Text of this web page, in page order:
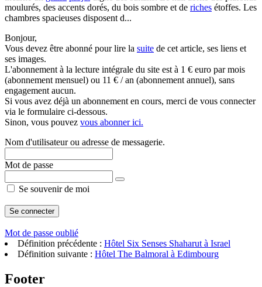
moulurés, des accents dorés, du bois sombre et de riches étoffes. Les
chambres spacieuses disposent d...
Bonjour,
Vous devez être abonné pour lire la suite de cet article, ses liens et
ses images.
L'abonnement à la lecture intégrale du site est à 1 € euro par mois
(abonnement mensuel) ou 11 € / an (abonnement annuel), sans
engagement aucun.
Si vous avez déjà un abonnement en cours, merci de vous connecter
via le formulaire ci-dessous.
Sinon, vous pouvez vous abonner ici.
Nom d'utilisateur ou adresse de messagerie.
Mot de passe
Se souvenir de moi
Mot de passe oublié
Définition précédente : Hôtel Six Senses Shaharut à Israel
Définition suivante : Hôtel The Balmoral à Edimbourg
Footer